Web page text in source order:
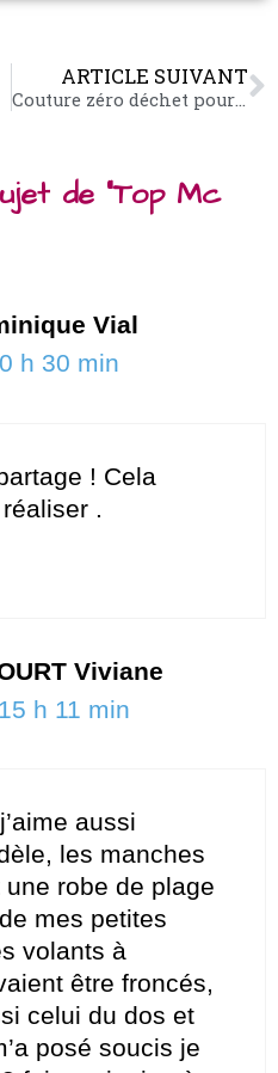
ARTICLE SUIVANT
Couture zéro déchet pour bébé
de “Top Mc
Vial
h 30 min
! Cela
.
Viviane
h 11 min
aussi
les manches
une robe de plage
mes petites
volants à
être froncés,
celui du dos et
posé soucis je